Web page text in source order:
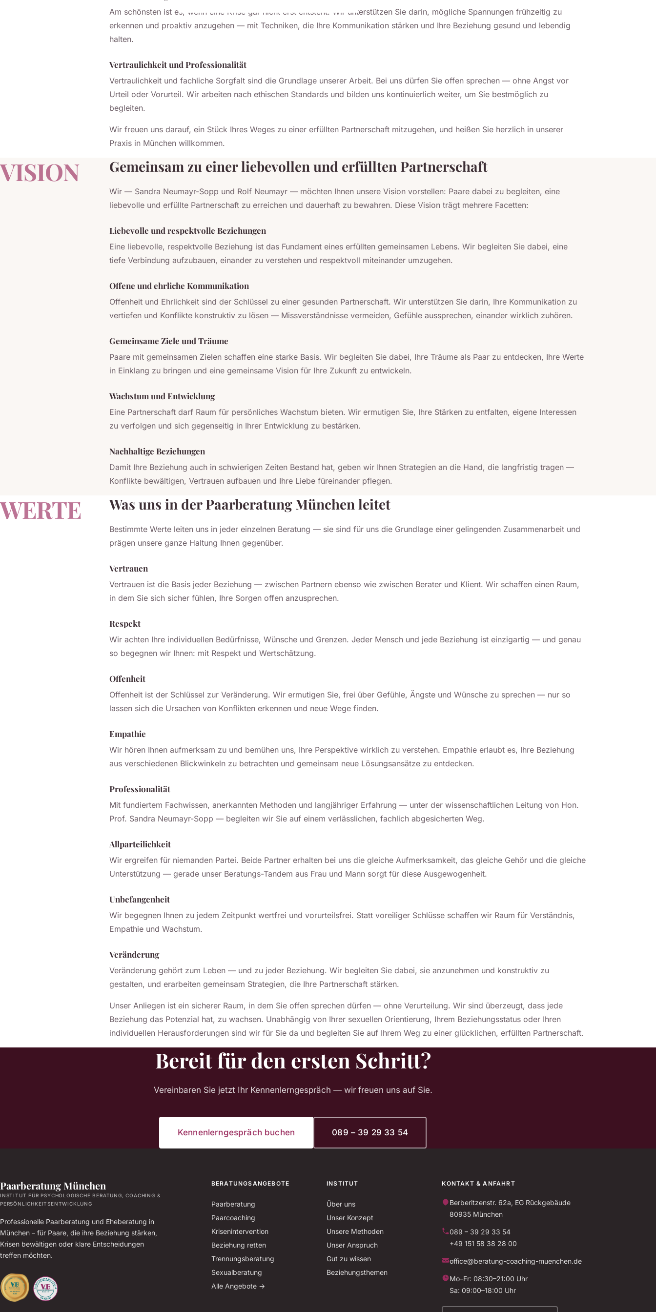
Am schönsten ist es, wenn eine Krise gar nicht erst entsteht. Wir unterstützen Sie darin, mögliche Spannungen frühzeitig zu
erkennen und proaktiv anzugehen — mit Techniken, die Ihre Kommunikation stärken und Ihre Beziehung gesund und lebendig
halten.
Vertraulichkeit und Professionalität
Vertraulichkeit und fachliche Sorgfalt sind die Grundlage unserer Arbeit. Bei uns dürfen Sie offen sprechen — ohne Angst vor
Urteil oder Vorurteil. Wir arbeiten nach ethischen Standards und bilden uns kontinuierlich weiter, um Sie bestmöglich zu
begleiten.
Wir freuen uns darauf, ein Stück Ihres Weges zu einer erfüllten Partnerschaft mitzugehen, und heißen Sie herzlich in unserer
Praxis in München willkommen.
VISION Gemeinsam zu einer liebevollen und erfüllten Partnerschaft
Wir — Sandra Neumayr-Sopp und Rolf Neumayr — möchten Ihnen unsere Vision vorstellen: Paare dabei zu begleiten, eine
liebevolle und erfüllte Partnerschaft zu erreichen und dauerhaft zu bewahren. Diese Vision trägt mehrere Facetten:
Liebevolle und respektvolle Beziehungen
Eine liebevolle, respektvolle Beziehung ist das Fundament eines erfüllten gemeinsamen Lebens. Wir begleiten Sie dabei, eine
tiefe Verbindung aufzubauen, einander zu verstehen und respektvoll miteinander umzugehen.
Offene und ehrliche Kommunikation
Offenheit und Ehrlichkeit sind der Schlüssel zu einer gesunden Partnerschaft. Wir unterstützen Sie darin, Ihre Kommunikation zu
vertiefen und Konflikte konstruktiv zu lösen — Missverständnisse vermeiden, Gefühle aussprechen, einander wirklich zuhören.
Gemeinsame Ziele und Träume
Paare mit gemeinsamen Zielen schaffen eine starke Basis. Wir begleiten Sie dabei, Ihre Träume als Paar zu entdecken, Ihre Werte
in Einklang zu bringen und eine gemeinsame Vision für Ihre Zukunft zu entwickeln.
Wachstum und Entwicklung
Eine Partnerschaft darf Raum für persönliches Wachstum bieten. Wir ermutigen Sie, Ihre Stärken zu entfalten, eigene Interessen
zu verfolgen und sich gegenseitig in Ihrer Entwicklung zu bestärken.
Nachhaltige Beziehungen
Damit Ihre Beziehung auch in schwierigen Zeiten Bestand hat, geben wir Ihnen Strategien an die Hand, die langfristig tragen —
Konflikte bewältigen, Vertrauen aufbauen und Ihre Liebe füreinander pflegen.
WERTE Was uns in der Paarberatung München leitet
Bestimmte Werte leiten uns in jeder einzelnen Beratung — sie sind für uns die Grundlage einer gelingenden Zusammenarbeit und
prägen unsere ganze Haltung Ihnen gegenüber.
Vertrauen
Vertrauen ist die Basis jeder Beziehung — zwischen Partnern ebenso wie zwischen Berater und Klient. Wir schaffen einen Raum,
in dem Sie sich sicher fühlen, Ihre Sorgen offen anzusprechen.
Respekt
Wir achten Ihre individuellen Bedürfnisse, Wünsche und Grenzen. Jeder Mensch und jede Beziehung ist einzigartig — und genau
so begegnen wir Ihnen: mit Respekt und Wertschätzung.
Offenheit
Offenheit ist der Schlüssel zur Veränderung. Wir ermutigen Sie, frei über Gefühle, Ängste und Wünsche zu sprechen — nur so
lassen sich die Ursachen von Konflikten erkennen und neue Wege finden.
Empathie
Wir hören Ihnen aufmerksam zu und bemühen uns, Ihre Perspektive wirklich zu verstehen. Empathie erlaubt es, Ihre Beziehung
aus verschiedenen Blickwinkeln zu betrachten und gemeinsam neue Lösungsansätze zu entdecken.
Professionalität
Mit fundiertem Fachwissen, anerkannten Methoden und langjähriger Erfahrung — unter der wissenschaftlichen Leitung von Hon.
Prof. Sandra Neumayr-Sopp — begleiten wir Sie auf einem verlässlichen, fachlich abgesicherten Weg.
Allparteilichkeit
Wir ergreifen für niemanden Partei. Beide Partner erhalten bei uns die gleiche Aufmerksamkeit, das gleiche Gehör und die gleiche
Unterstützung — gerade unser Beratungs-Tandem aus Frau und Mann sorgt für diese Ausgewogenheit.
Unbefangenheit
Wir begegnen Ihnen zu jedem Zeitpunkt wertfrei und vorurteilsfrei. Statt voreiliger Schlüsse schaffen wir Raum für Verständnis,
Empathie und Wachstum.
Veränderung
Veränderung gehört zum Leben — und zu jeder Beziehung. Wir begleiten Sie dabei, sie anzunehmen und konstruktiv zu
gestalten, und erarbeiten gemeinsam Strategien, die Ihre Partnerschaft stärken.
Unser Anliegen ist ein sicherer Raum, in dem Sie offen sprechen dürfen — ohne Verurteilung. Wir sind überzeugt, dass jede
Beziehung das Potenzial hat, zu wachsen. Unabhängig von Ihrer sexuellen Orientierung, Ihrem Beziehungsstatus oder Ihren
individuellen Herausforderungen sind wir für Sie da und begleiten Sie auf Ihrem Weg zu einer glücklichen, erfüllten Partnerschaft.
Bereit für den ersten Schritt?
Vereinbaren Sie jetzt Ihr Kennenlerngespräch — wir freuen uns auf Sie.
Kennenlerngespräch buchen 089 – 39 29 33 54
Paarberatung München
INSTITUT FÜR PSYCHOLOGISCHE BERATUNG, COACHING &
PERSÖNLICHKEITSENTWICKLUNG
Professionelle Paarberatung und Eheberatung in
München – für Paare, die ihre Beziehung stärken,
Krisen bewältigen oder klare Entscheidungen
treffen möchten.
BERATUNGSANGEBOTE
Paarberatung
Paarcoaching
Krisenintervention
Beziehung retten
Trennungsberatung
Sexualberatung
Alle Angebote →
INSTITUT
Über uns
Unser Konzept
Unsere Methoden
Unser Anspruch
Gut zu wissen
Beziehungsthemen
KONTAKT & ANFAHRT
Berberitzenstr. 62a, EG Rückgebäude
80935 München
089 – 39 29 33 54
+49 151 58 38 28 00
office@beratung-coaching-muenchen.de
Mo–Fr: 08:30–21:00 Uhr
Sa: 09:00–18:00 Uhr